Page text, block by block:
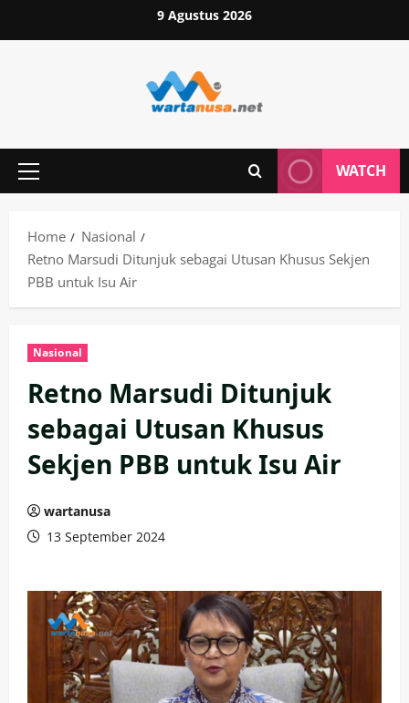
to
9 Agustus 2026
Primary
WATCH
Home
Nasional
Retno Marsudi Ditunjuk sebagai Utusan Khusus Sekjen
PBB untuk Isu Air
Nasional
Retno Marsudi Ditunjuk
sebagai Utusan Khusus
Sekjen PBB untuk Isu Air
wartanusa
13 September 2024